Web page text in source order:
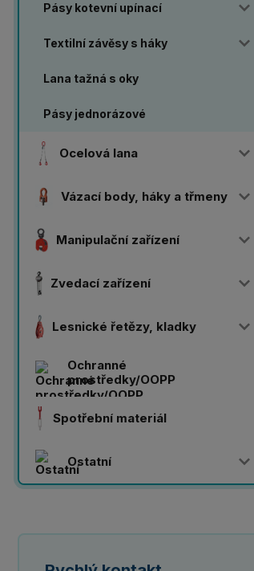
Pásy kotevní upínací
Textilní závěsy s háky
Lana tažná s oky
Pásy jednorázové
Ocelová lana
Vázací body, háky a třmeny
Manipulační zařízení
Zvedací zařízení
Lesnické řetězy, kladky
Ochranné
prostředky/OOPP
Spotřební materiál
Ostatní